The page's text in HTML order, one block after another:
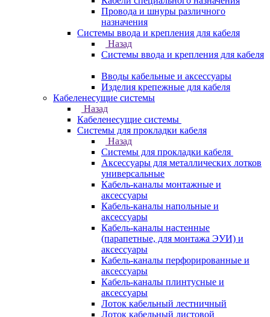
Провода и шнуры различного
назначения
Системы ввода и крепления для кабеля
Назад
Системы ввода и крепления для кабеля
Вводы кабельные и аксессуары
Изделия крепежные для кабеля
Кабеленесущие системы
Назад
Кабеленесущие системы
Системы для прокладки кабеля
Назад
Системы для прокладки кабеля
Аксессуары для металлических лотков
универсальные
Кабель-каналы монтажные и
аксессуары
Кабель-каналы напольные и
аксессуары
Кабель-каналы настенные
(парапетные, для монтажа ЭУИ) и
аксессуары
Кабель-каналы перфорированные и
аксессуары
Кабель-каналы плинтусные и
аксессуары
Лоток кабельный лестничный
Лоток кабельный листовой